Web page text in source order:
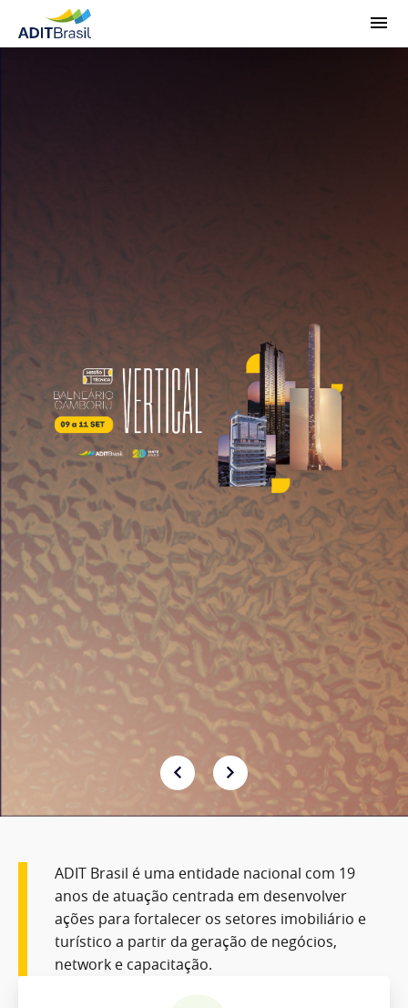
ADIT Brasil é uma entidade nacional com 19
anos de atuação centrada em desenvolver
ações para fortalecer os setores imobiliário e
turístico a partir da geração de negócios,
network e capacitação.